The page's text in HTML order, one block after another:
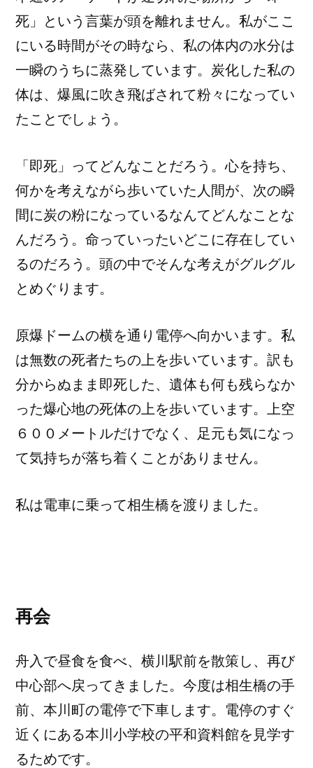
死」という言葉が頭を離れません。私がここ
にいる時間がその時なら、私の体内の水分は
一瞬のうちに蒸発しています。炭化した私の
体は、爆風に吹き飛ばされて粉々になってい
たことでしょう。
「即死」ってどんなことだろう。心を持ち、
何かを考えながら歩いていた人間が、次の瞬
間に炭の粉になっているなんてどんなことな
んだろう。命っていったいどこに存在してい
るのだろう。頭の中でそんな考えがグルグル
とめぐります。
原爆ドームの横を通り電停へ向かいます。私
は無数の死者たちの上を歩いています。訳も
分からぬまま即死した、遺体も何も残らなか
った爆心地の死体の上を歩いています。上空
６００メートルだけでなく、足元も気になっ
て気持ちが落ち着くことがありません。
私は電車に乗って相生橋を渡りました。
再会
舟入で昼食を食べ、横川駅前を散策し、再び
中心部へ戻ってきました。今度は相生橋の手
前、本川町の電停で下車します。電停のすぐ
近くにある本川小学校の平和資料館を見学す
るためです。